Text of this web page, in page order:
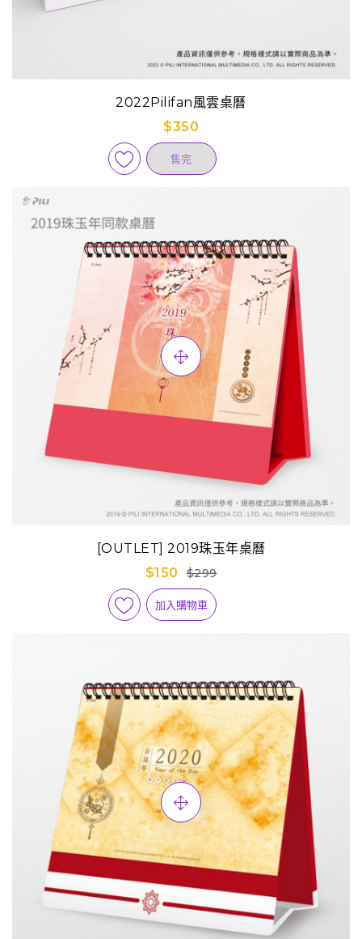
2022Pilifan風雲桌曆
$350
售完
[OUTLET] 2019珠玉年桌曆
$150
$299
加入購物車